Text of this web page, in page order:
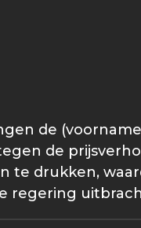
de
de
te drukken,
regering